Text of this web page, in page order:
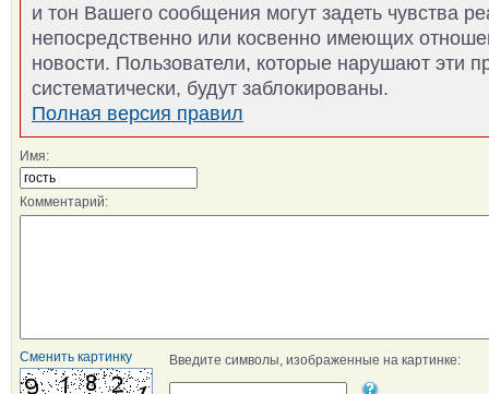
и тон Вашего сообщения могут задеть чувства
непосредственно или косвенно имеющих
новости. Пользователи, которые нарушают эти
систематически, будут заблокированы.
Полная версия правил
Имя:
Комментарий:
Сменить картинку Введите символы, изображенные на картинке: